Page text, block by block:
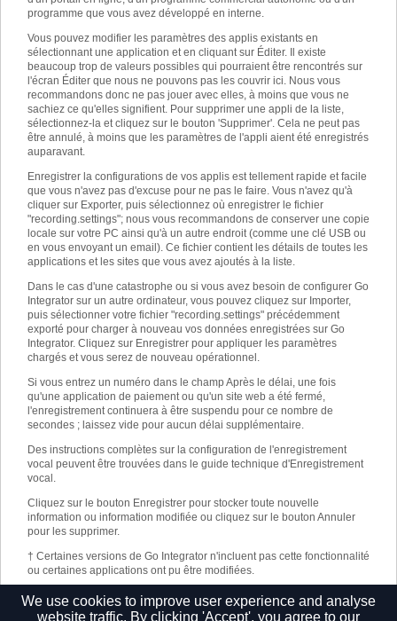
programme que vous avez développé en interne.
Vous pouvez modifier les paramètres des applis existants en
sélectionnant une application et en cliquant sur Éditer. Il existe
beaucoup trop de valeurs possibles qui pourraient être rencontrés sur
l'écran Éditer que nous ne pouvons pas les couvrir ici. Nous vous
recommandons donc ne pas jouer avec elles, à moins que vous ne
sachiez ce qu'elles signifient. Pour supprimer une appli de la liste,
sélectionnez-la et cliquez sur le bouton 'Supprimer'. Cela ne peut pas
être annulé, à moins que les paramètres de l'appli aient été enregistrés
auparavant.
Enregistrer la configurations de vos applis est tellement rapide et facile
que vous n'avez pas d'excuse pour ne pas le faire. Vous n'avez qu'à
cliquer sur Exporter, puis sélectionnez où enregistrer le fichier
"recording.settings"; nous vous recommandons de conserver une copie
locale sur votre PC ainsi qu'à un autre endroit (comme une clé USB ou
en vous envoyant un email). Ce fichier contient les détails de toutes les
applications et les sites que vous avez ajoutés à la liste.
Dans le cas d'une catastrophe ou si vous avez besoin de configurer Go
Integrator sur un autre ordinateur, vous pouvez cliquez sur Importer,
puis sélectionner votre fichier "recording.settings" précédemment
exporté pour charger à nouveau vos données enregistrées sur Go
Integrator. Cliquez sur Enregistrer pour appliquer les paramètres
chargés et vous serez de nouveau opérationnel.
Si vous entrez un numéro dans le champ Après le délai, une fois
qu'une application de paiement ou qu'un site web a été fermé,
l'enregistrement continuera à être suspendu pour ce nombre de
secondes ; laissez vide pour aucun délai supplémentaire.
Des instructions complètes sur la configuration de l'enregistrement
vocal peuvent être trouvées dans le guide technique d'Enregistrement
vocal.
Cliquez sur le bouton Enregistrer pour stocker toute nouvelle
information ou information modifiée ou cliquez sur le bouton Annuler
pour les supprimer.
† Certaines versions de Go Integrator n'incluent pas cette fonctionnalité
ou certaines applications ont pu être modifiées.
Sujet connexe:Pause et reprise de l'enregistrement des
appels
We use cookies to improve user experience and analyse
website traffic. By clicking 'Accept', you agree to our